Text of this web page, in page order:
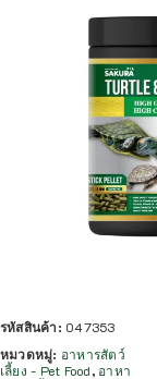
รหัสสินค้า: 047353
หมวดหมู่: อาหารสัตว์
เลี้ยง - Pet Food, อาหา